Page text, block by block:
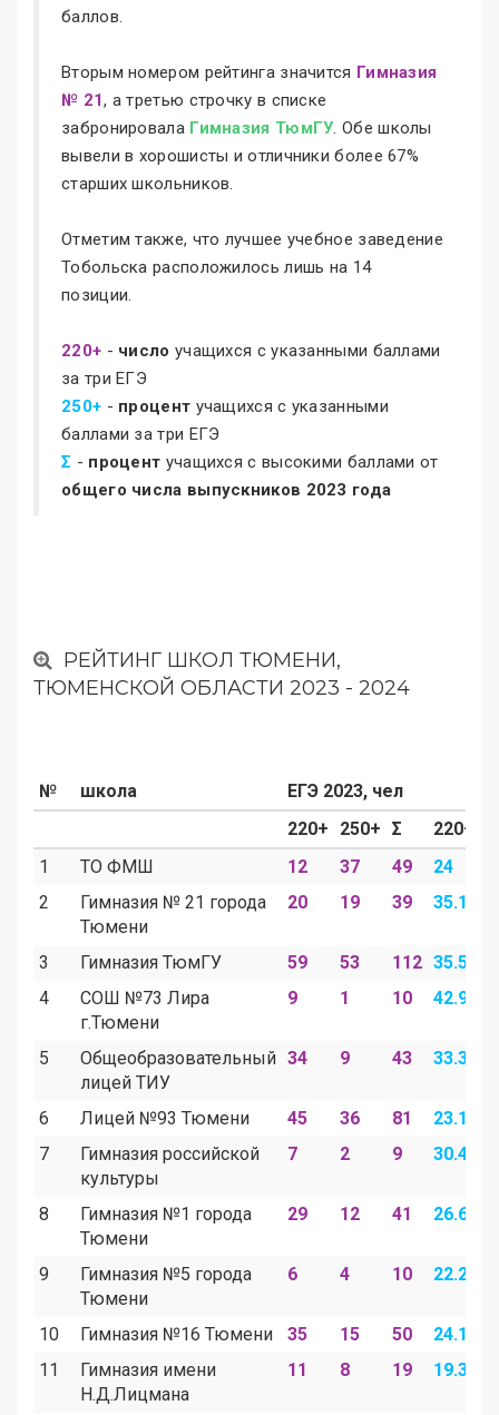
баллов.
Вторым номером рейтинга значится Гимназия
№ 21, а третью строчку в списке
забронировала Гимназия ТюмГУ. Обе школы
вывели в хорошисты и отличники более 67%
старших школьников.
Отметим также, что лучшее учебное заведение
Тобольска расположилось лишь на 14
позиции.
220+ - число учащихся с указанными баллами
за три ЕГЭ
250+ - процент учащихся с указанными
баллами за три ЕГЭ
Σ - процент учащихся с высокими баллами от
общего числа выпускников 2023 года
РЕЙТИНГ ШКОЛ ТЮМЕНИ,
ТЮМЕНСКОЙ ОБЛАСТИ 2023 - 2024
№ школа ЕГЭ 2023, чел
220+
250+ Σ 220+
1
ТО ФМШ 12 37 49 24
2
Гимназия № 21 города
Тюмени
20 19 39 35.1
3 Гимназия ТюмГУ 59 53 112 35.5
4
СОШ №73 Лира
г.Тюмени
9 1 10 42.9
5
Общеобразовательный
лицей ТИУ
34 9 43 33.3
6 Лицей №93 Тюмени 45 36 81 23.1
7
Гимназия российской
культуры
7 2 9 30.4
8
Гимназия №1 города
Тюмени
29 12 41 26.6
9
Гимназия №5 города
Тюмени
6 4 10 22.2
10 Гимназия №16 Тюмени 35 15 50 24.1
11
Гимназия имени
Н.Д.Лицмана
11 8 19 19.3